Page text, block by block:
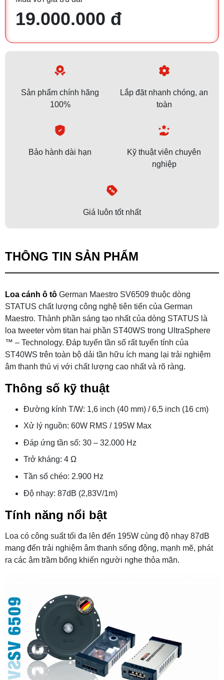
19.000.000 đ
Sản phẩm chính hãng
100%
Lắp đặt nhanh chóng, an
toàn
Bảo hành dài hạn
Kỹ thuật viên chuyên
nghiệp
Giá luôn tốt nhất
THÔNG TIN SẢN PHẨM
Loa cánh ô tô German Maestro SV6509 thuộc dòng
STATUS chất lượng công nghệ tiên tiến của German
Maestro. Thành phần sáng tạo nhất của dòng STATUS là
loa tweeter vòm titan hai phần ST40WS trong UltraSphere
™ – Technology. Đáp tuyến tần số rất tuyến tính của
ST40WS trên toàn bộ dải tần hữu ích mang lại trải nghiệm
âm thanh thú vị với chất lượng cao nhất và rõ ràng.
Thông số kỹ thuật
Đường kính T/W: 1,6 inch (40 mm) / 6,5 inch (16 cm)
Xử lý nguồn: 60W RMS / 195W Max
Đáp ứng tần số: 30 – 32.000 Hz
Trở kháng: 4 Ω
Tần số chéo: 2.900 Hz
Độ nhạy: 87dB (2,83V/1m)
Tính năng nổi bật
Loa có công suất tối đa lên đến 195W cùng độ nhạy 87dB
mang đến trải nghiệm âm thanh sống động, mạnh mẽ, phát
ra các âm trầm bổng khiến người nghe thỏa mãn.